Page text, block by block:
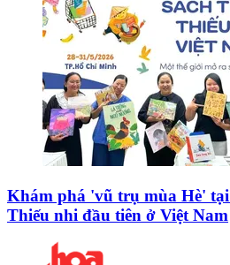
Khám phá 'vũ trụ mùa Hè'
Thiếu nhi đầu tiên ở Việt Nam